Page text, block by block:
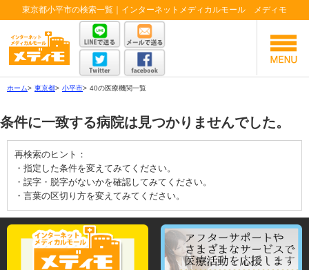
東京都小平市の検索一覧｜インターネットメディカルモール メディモ
ホーム> 東京都> 小平市> 40の医療機関一覧
条件に一致する病院は見つかりませんでした。
再検索のヒント：
・指定した条件を変えてみてください。
・誤字・脱字がないかを確認してみてください。
・言葉の区切り方を変えてみてください。